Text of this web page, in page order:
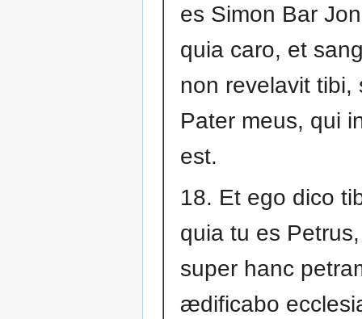
es Simon Bar
quia caro, et
non revelavit tibi,
Pater meus, qui
est.
18. Et ego dico
quia tu es
super hanc
ædificabo